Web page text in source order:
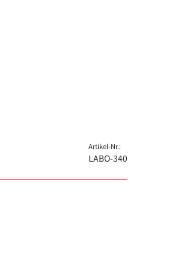
Artikel-Nr.:
LABO-340